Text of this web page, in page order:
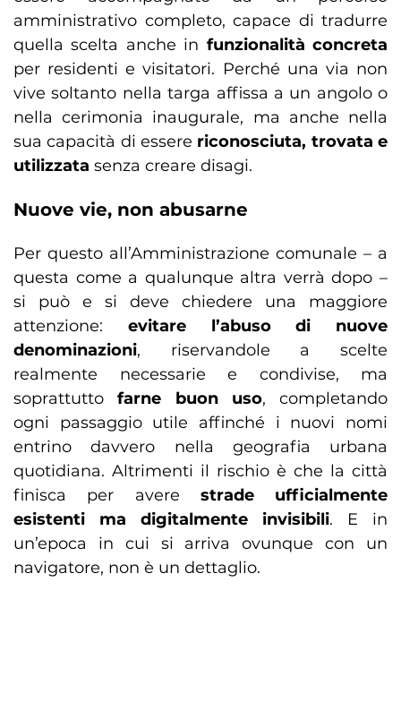
amministrativo completo, capace di tradurre
quella scelta anche in funzionalità concreta
per residenti e visitatori. Perché una via non
vive soltanto nella targa affissa a un angolo o
nella cerimonia inaugurale, ma anche nella
sua capacità di essere riconosciuta, trovata e
utilizzata senza creare disagi.
Nuove vie, non abusarne
Per questo all’Amministrazione comunale – a
questa come a qualunque altra verrà dopo –
si può e si deve chiedere una maggiore
attenzione: evitare l’abuso di nuove
denominazioni, riservandole a scelte
realmente necessarie e condivise, ma
soprattuttofarne buon uso, completando
ogni passaggio utile affinché i nuovi nomi
entrino davvero nella geografia urbana
quotidiana. Altrimenti il rischio è che la città
finisca per avere strade ufficialmente
esistenti ma digitalmente invisibili. E in
un’epoca in cui si arriva ovunque con un
navigatore, non è un dettaglio.